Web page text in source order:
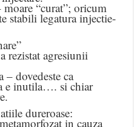
“curat”; oricum
stabili legatura injectie-
rezistat agresiunii
– dovedeste ca
e inutila…. si chiar
dureroase:
in cauza